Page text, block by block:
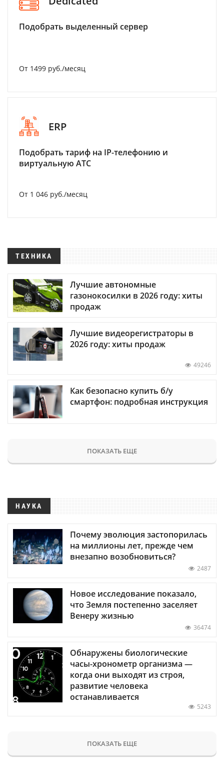
Подобрать выделенный сервер
От 1499 руб./месяц
ERP
Подобрать тариф на IP-телефонию и
виртуальную АТС
От 1 046 руб./месяц
ТЕХНИКА
Лучшие автономные
газонокосилки в 2026 году: хиты
продаж
Лучшие видеорегистраторы в
2026 году: хиты продаж
49246
Как безопасно купить б/у
смартфон: подробная инструкция
ПОКАЗАТЬ ЕЩЕ
НАУКА
Почему эволюция застопорилась
на миллионы лет, прежде чем
внезапно возобновиться?
2487
Новое исследование показало,
что Земля постепенно заселяет
Венеру жизнью
36474
Обнаружены биологические
часы-хронометр организма —
когда они выходят из строя,
развитие человека
останавливается
5243
ПОКАЗАТЬ ЕЩЕ